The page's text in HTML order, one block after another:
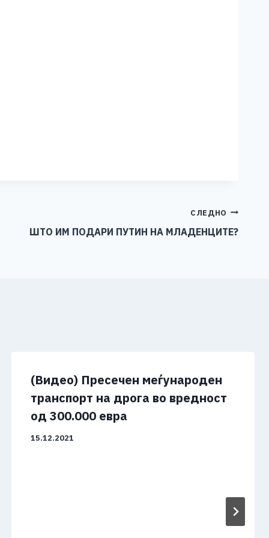
СЛЕДНО
ШТО ИМ ПОДАРИ ПУТИН НА МЛАДЕНЦИТЕ?
(Видео) Пресечен меѓународен
транспорт на дрога во вредност
од 300.000 евра
15.12.2021